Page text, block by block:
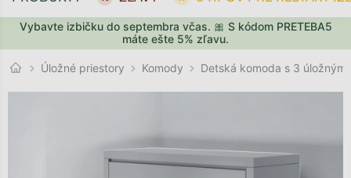
Vybavte izbičku do septembra včas. 🎀 S kódom PRETEBA5
máte ešte 5% zľavu.
Úložné priestory Komody Detská komoda s 3
SPÄŤ DO OBCHODU PREJSŤ DO KOŠÍKA
SPÄŤ DO OBCHODU PREJSŤ DO KOŠÍKA